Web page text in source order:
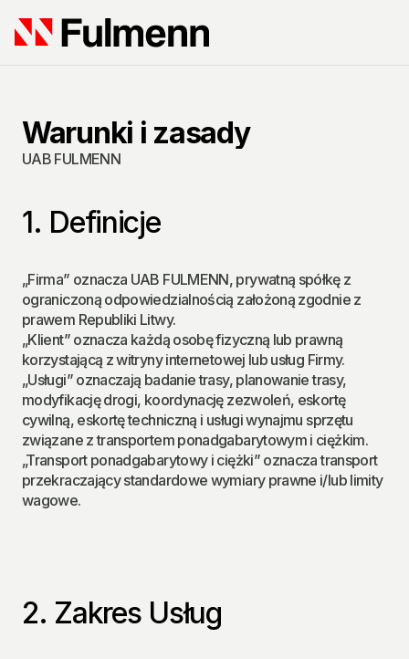
Warunki i zasady
UAB FULMENN
1. Definicje
„Firma” oznacza UAB FULMENN, prywatną spółkę z
ograniczoną odpowiedzialnością założoną zgodnie z
prawem Republiki Litwy.
„Klient” oznacza każdą osobę fizyczną lub prawną
korzystającą z witryny internetowej lub usług Firmy.
„Usługi” oznaczają badanie trasy, planowanie trasy,
modyfikację drogi, koordynację zezwoleń, eskortę
cywilną, eskortę techniczną i usługi wynajmu sprzętu
związane z transportem ponadgabarytowym i ciężkim.
„Transport ponadgabarytowy i ciężki” oznacza transport
przekraczający standardowe wymiary prawne i/lub limity
wagowe.
2. Zakres Usług